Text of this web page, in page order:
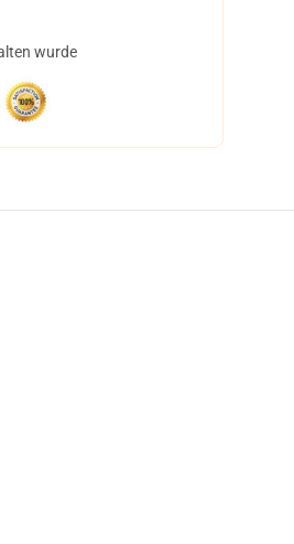
wurde